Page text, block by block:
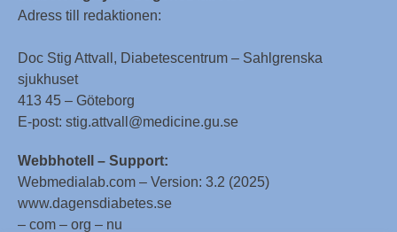
Adress till redaktionen:
Doc Stig Attvall, Diabetescentrum – Sahlgrenska
sjukhuset
413 45 – Göteborg
E-post: stig.attvall@medicine.gu.se
Webbhotell – Support:
Webmedialab.com – Version: 3.2 (2025)
www.dagensdiabetes.se
– com – org – nu